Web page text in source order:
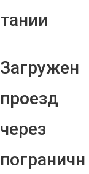
тании
Загружен
проезд
через
пограничн